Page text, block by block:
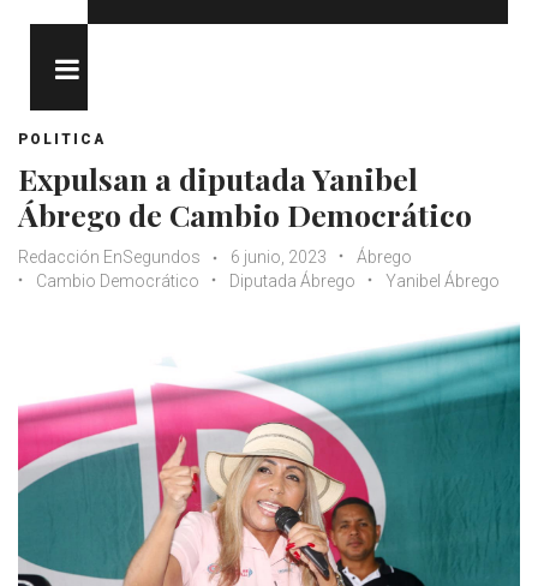
POLITICA
Expulsan a diputada Yanibel
Ábrego de Cambio Democrático
Redacción EnSegundos 6 junio, 2023
Ábrego
Cambio Democrático
Diputada Ábrego Yanibel Ábrego